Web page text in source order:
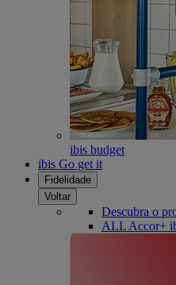
ibis budget
ibis Go get it
Fidelidade
Voltar
Descubra o
ALL Accor+